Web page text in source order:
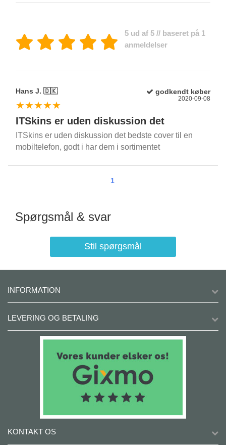
5 ud af 5 // baseret på 1
anmeldelser
Hans J. 🇩🇰 godkendt køber
★★★★★
2020-09-08
ITSkins er uden diskussion det
ITSkins er uden diskussion det bedste cover til en
mobiltelefon, godt i har dem i sortimentet
1
Spørgsmål & svar
Stil spørgsmål
INFORMATION
LEVERING OG BETALING
KONTAKT OS